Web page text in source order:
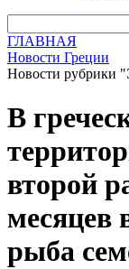
ГЛАВНАЯ
Новости Греции
Новости
В
второй
месяцев
рыба